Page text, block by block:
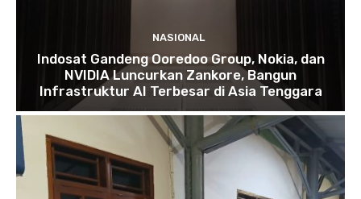
NASIONAL
Indosat Gandeng Ooredoo Group, Nokia, dan
NVIDIA Luncurkan Zankore, Bangun
Infrastruktur AI Terbesar di Asia Tenggara